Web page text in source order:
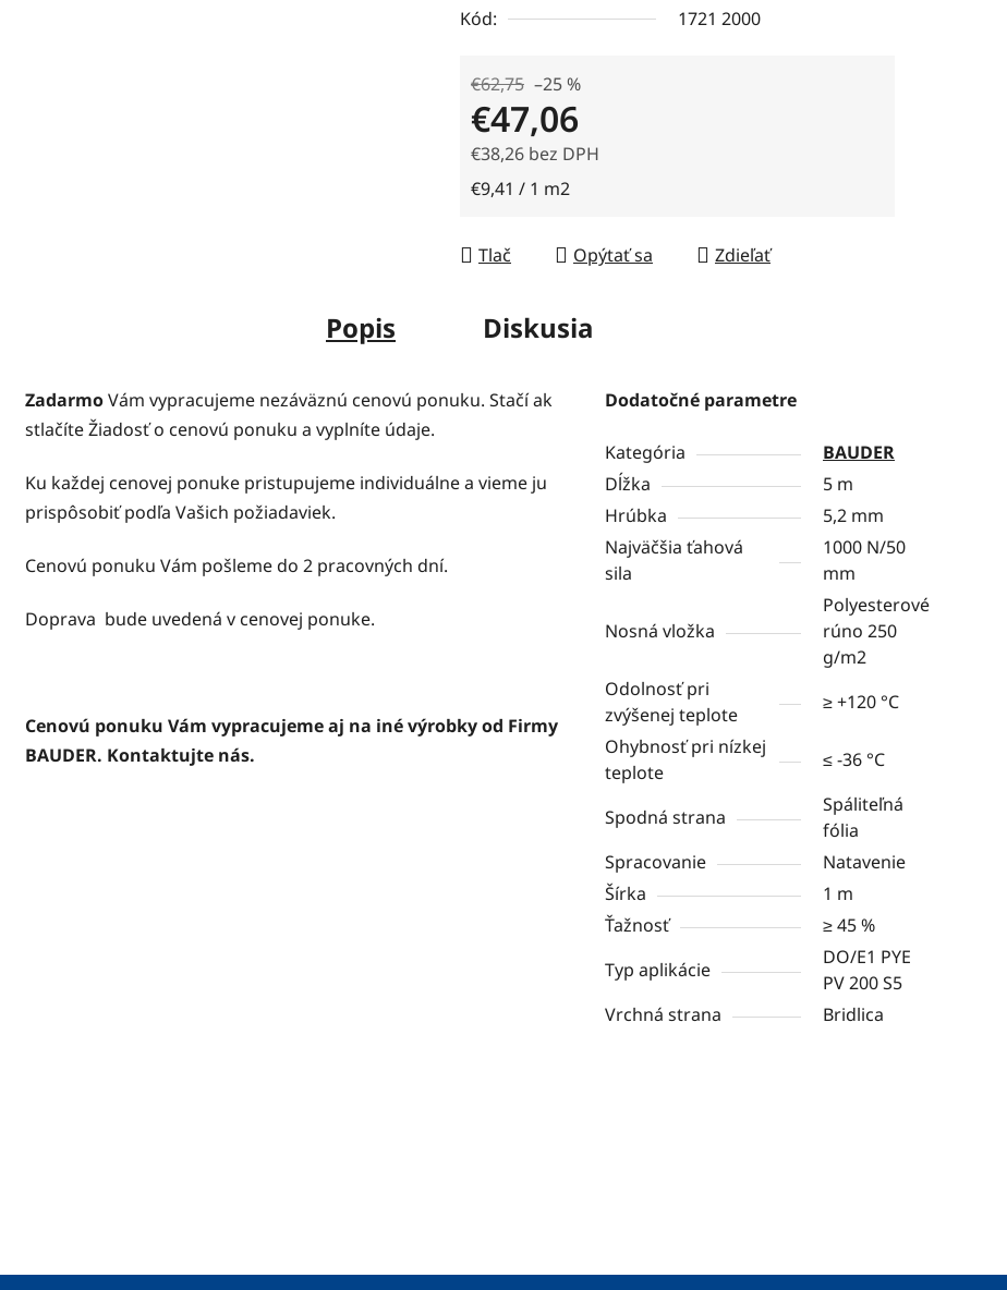
Kód:
1721 2000
€62,75 –25 %
€47,06
€38,26 bez DPH
Jednotková cena:
€9,41 / 1 m2
Tlač Opýtať sa Zdieľať
Popis Diskusia
ZadarmoVám vypracujeme nezáväznú cenovú ponuku. Stačí ak
stlačíte Žiadosť o cenovú ponuku a vyplníte údaje.
Ku každej cenovej ponuke pristupujeme individuálne a vieme ju
prispôsobiť podľa Vašich požiadaviek.
Cenovú ponuku Vám pošleme do 2 pracovných dní.
Doprava bude uvedená v cenovej ponuke.
Cenovú ponuku Vám vypracujeme aj na iné výrobky od Firmy
BAUDER. Kontaktujte nás.
Dodatočné parametre
Kategória
BAUDER
Dĺžka
5 m
Hrúbka
5,2 mm
Najväčšia ťahová
sila
1000 N/50
mm
Nosná vložka
Polyesterové
rúno 250
g/m2
Odolnosť pri
zvýšenej teplote
≥ +120 °C
Ohybnosť pri nízkej
teplote
≤ -36 °C
Spodná strana
Spáliteľná
fólia
Spracovanie
Natavenie
Šírka
1 m
Ťažnosť
≥ 45 %
Typ aplikácie
DO/E1 PYE
PV 200 S5
Vrchná strana
Bridlica